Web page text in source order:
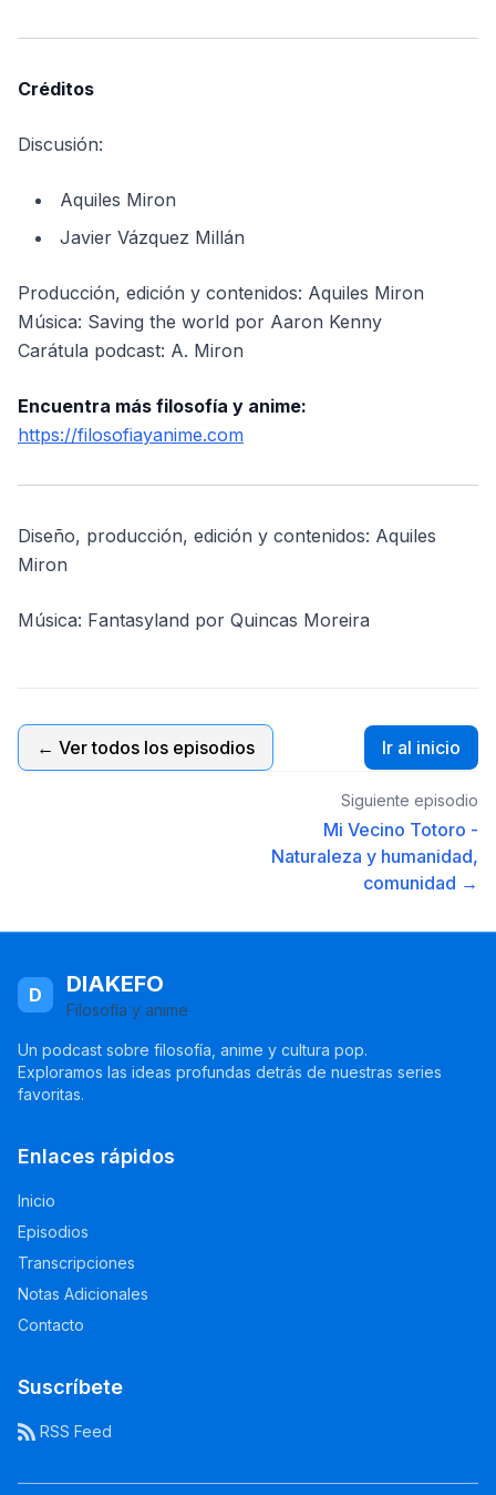
Créditos
Discusión:
Aquiles Miron
Javier Vázquez Millán
Producción, edición y contenidos: Aquiles Miron
Música: Saving the world por Aaron Kenny
Carátula podcast: A. Miron
Encuentra más filosofía y anime:
https://filosofiayanime.com
Diseño, producción, edición y contenidos: Aquiles
Miron
Música: Fantasyland por Quincas Moreira
← Ver todos los episodios Ir al inicio
Siguiente episodio
Mi Vecino Totoro -
Naturaleza y humanidad,
comunidad →
D DIAKEFO
Filosofía y anime
Un podcast sobre filosofía, anime y cultura pop.
Exploramos las ideas profundas detrás de nuestras series
favoritas.
Enlaces rápidos
Inicio
Episodios
Transcripciones
Notas Adicionales
Contacto
Suscríbete
RSS Feed